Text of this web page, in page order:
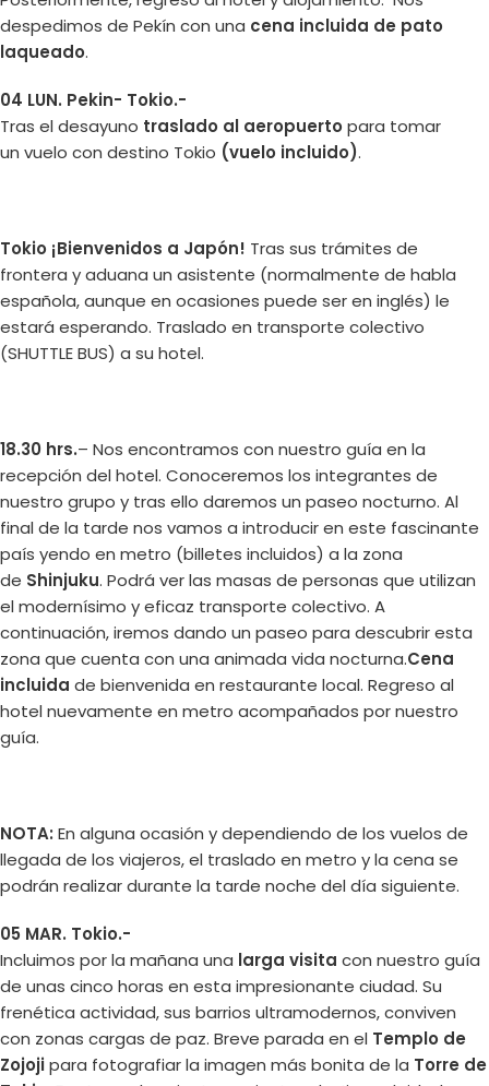
despedimos de Pekín con una cena incluida de pato
laqueado.
04 LUN. Pekin- Tokio.-
Tras el desayuno traslado al aeropuerto para tomar
un vuelo con destino Tokio (vuelo incluido).
Tokio ¡Bienvenidos a Japón! Tras sus trámites de
frontera y aduana un asistente (normalmente de habla
española, aunque en ocasiones puede ser en inglés) le
estará esperando. Traslado en transporte colectivo
(SHUTTLE BUS) a su hotel.
18.30 hrs.– Nos encontramos con nuestro guía en la
recepción del hotel. Conoceremos los integrantes de
nuestro grupo y tras ello daremos un paseo nocturno. Al
final de la tarde nos vamos a introducir en este fascinante
país yendo en metro (billetes incluidos) a la zona
de Shinjuku. Podrá ver las masas de personas que utilizan
el modernísimo y eficaz transporte colectivo. A
continuación, iremos dando un paseo para descubrir esta
zona que cuenta con una animada vida nocturna.Cena
incluida de bienvenida en restaurante local. Regreso al
hotel nuevamente en metro acompañados por nuestro
guía.
NOTA: En alguna ocasión y dependiendo de los vuelos de
llegada de los viajeros, el traslado en metro y la cena se
podrán realizar durante la tarde noche del día siguiente.
05 MAR. Tokio.-
Incluimos por la mañana una larga visita con nuestro guía
de unas cinco horas en esta impresionante ciudad. Su
frenética actividad, sus barrios ultramodernos, conviven
con zonas cargas de paz. Breve parada en el Templo de
Zojojipara fotografiar la imagen más bonita de la Torre de